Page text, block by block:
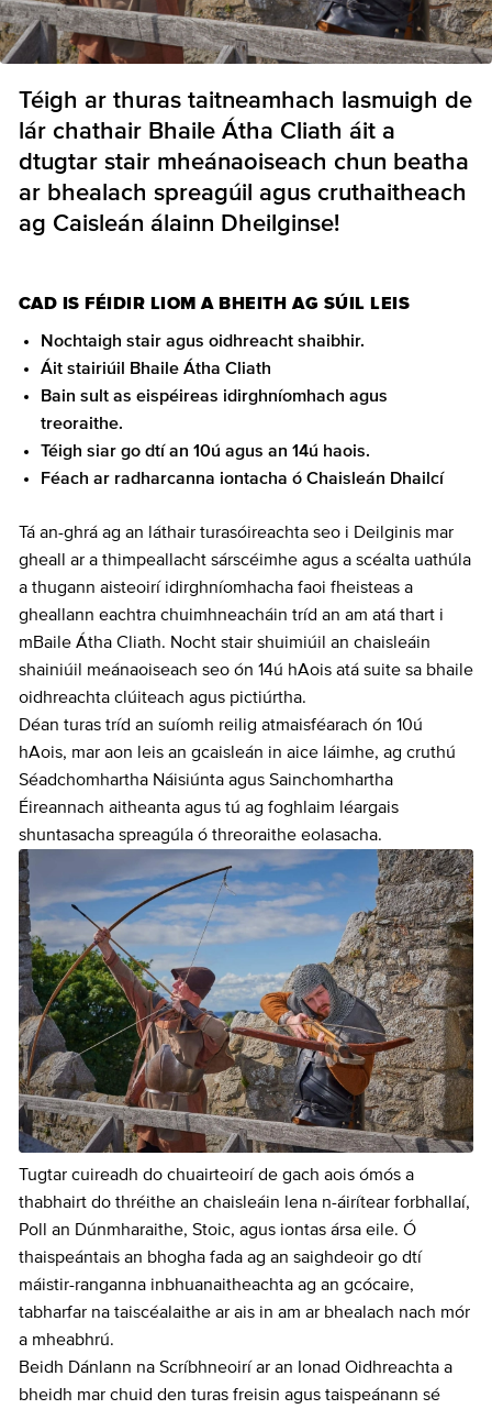
Téigh ar thuras taitneamhach lasmuigh de
lár chathair Bhaile Átha Cliath áit a
dtugtar stair mheánaoiseach chun beatha
ar bhealach spreagúil agus cruthaitheach
ag Caisleán álainn Dheilginse!
CAD IS FÉIDIR LIOM A BHEITH AG SÚIL LEIS
Nochtaigh stair agus oidhreacht shaibhir.
Áit stairiúil Bhaile Átha Cliath
Bain sult as eispéireas idirghníomhach agus
treoraithe.
Téigh siar go dtí an 10ú agus an 14ú haois.
Féach ar radharcanna iontacha ó Chaisleán Dhailcí
Tá an-ghrá ag an láthair turasóireachta seo i Deilginis mar
gheall ar a thimpeallacht sárscéimhe agus a scéalta uathúla
a thugann aisteoirí idirghníomhacha faoi fheisteas a
gheallann eachtra chuimhneacháin tríd an am atá thart i
mBaile Átha Cliath. Nocht stair shuimiúil an chaisleáin
shainiúil meánaoiseach seo ón 14ú hAois atá suite sa bhaile
oidhreachta clúiteach agus pictiúrtha.
Déan turas tríd an suíomh reilig atmaisféarach ón 10ú
hAois, mar aon leis an gcaisleán in aice láimhe, ag cruthú
Séadchomhartha Náisiúnta agus Sainchomhartha
Éireannach aitheanta agus tú ag foghlaim léargais
shuntasacha spreagúla ó threoraithe eolasacha.
Tugtar cuireadh do chuairteoirí de gach aois ómós a
thabhairt do thréithe an chaisleáin lena n-áirítear forbhallaí,
Poll an Dúnmharaithe, Stoic, agus iontas ársa eile. Ó
thaispeántais an bhogha fada ag an saighdeoir go dtí
máistir-ranganna inbhuanaitheachta ag an gcócaire,
tabharfar na taiscéalaithe ar ais in am ar bhealach nach mór
a mheabhrú.
Beidh Dánlann na Scríbhneoirí ar an Ionad Oidhreachta a
bheidh mar chuid den turas freisin agus taispeánann sé